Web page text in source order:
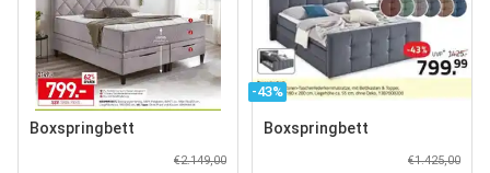
Boxspringbett
€2.149,00
-43%
Boxspringbett
€1.425,00